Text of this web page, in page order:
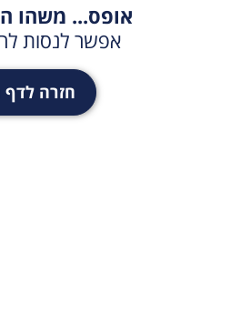
אופס... משהו
אפשר לנסות
חזרה לדף